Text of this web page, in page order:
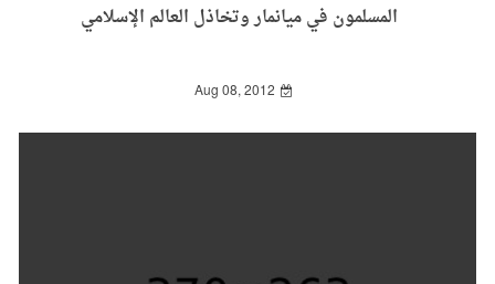
المسلمون في ميانمار وتخاذل العالم الإسلامي
Aug 08, 2012